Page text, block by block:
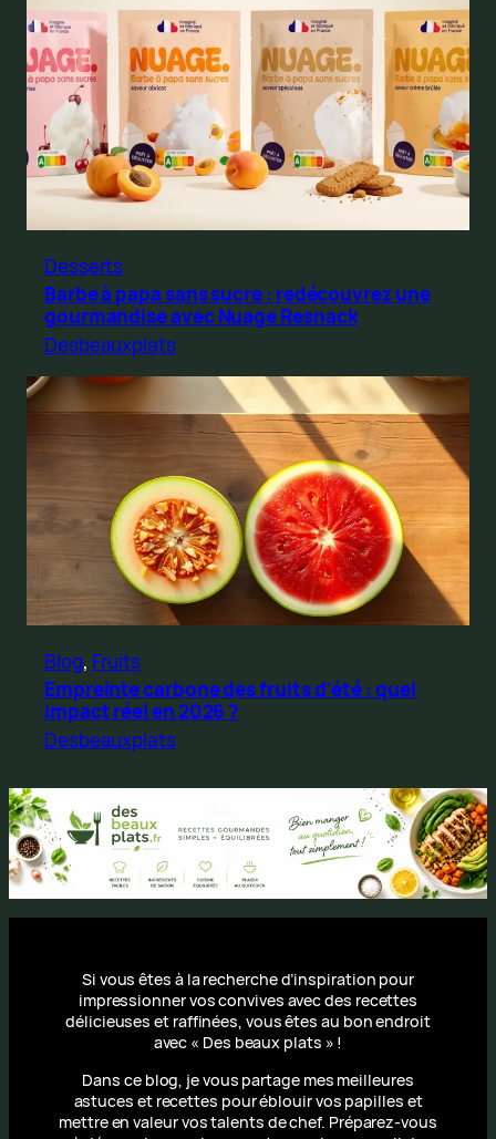
Desserts
Barbe à papa sans sucre : redécouvrez une
gourmandise avec Nuage Resnack
Desbeauxplats
Blog, Fruits
Empreinte carbone des fruits d’été : quel
impact réel en 2026 ?
Desbeauxplats
Si vous êtes à la recherche d’inspiration pour
impressionner vos convives avec des recettes
délicieuses et raffinées, vous êtes au bon endroit
avec « Des beaux plats » !
Dans ce blog, je vous partage mes meilleures
astuces et recettes pour éblouir vos papilles et
mettre en valeur vos talents de chef. Préparez-vous